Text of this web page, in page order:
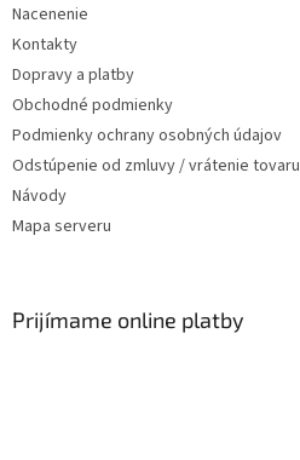
Nacenenie
Kontakty
Dopravy a platby
Obchodné podmienky
Podmienky ochrany osobných údajov
Odstúpenie od zmluvy / vrátenie tovaru
Návody
Mapa serveru
Prijímame online platby